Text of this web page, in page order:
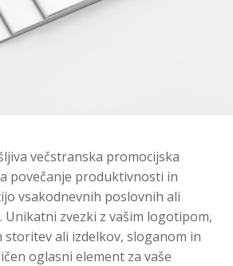
večstranska promocijska
povečanje produktivnosti in
vsakodnevnih poslovnih ali
Unikatni zvezki z vašim logotipom,
storitev ali izdelkov, sloganom in
oglasni element za vaše